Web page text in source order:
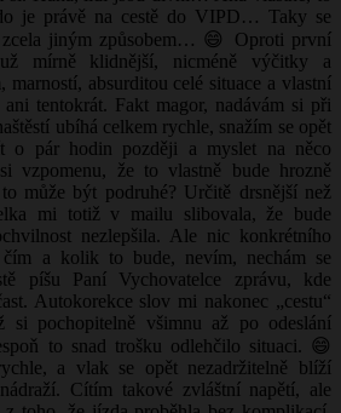
je právě na cestě do VIPD… Taky se
jiným způsobem… 😄 Oproti první
mírně klidnější, nicméně výčitky a
absurditou celé situace a vlastní
tentokrát. Fakt magor, nadávám si při
ubíhá celkem rychle, snažím se opět
o pár hodin později a myslet na něco
vzpomenu, že to vlastně bude hrozně
může být podruhé? Určitě drsnější než
mi totiž v mailu slibovala, že bude
nezlepšila. Ale nic konkrétního
a kolik to bude, nevím, nechám se
píšu Paní Vychovatelce zprávu, kde
Autokorekce slov mi nakonec „cestu“
si pochopitelně všimnu až po odeslání
to snad trošku odlehčilo situaci. 😄
a vlak se opět nezadržitelně blíží
Cítím takové zvláštní napětí, ale